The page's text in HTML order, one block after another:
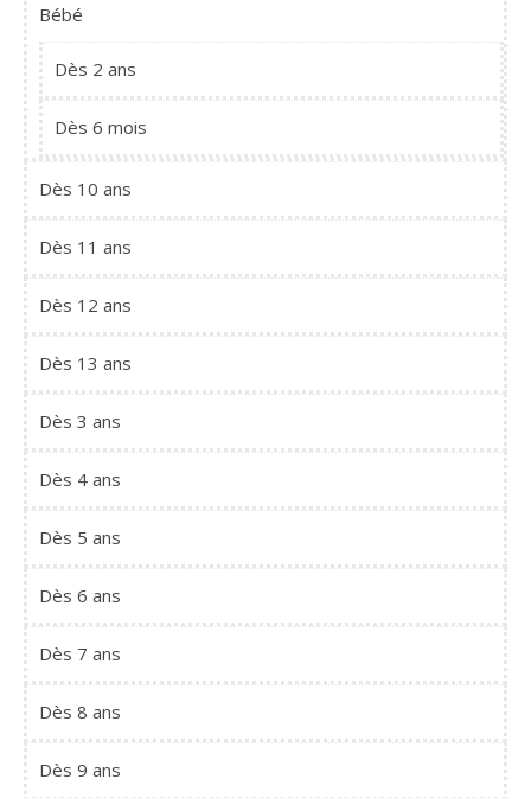
Bébé
Dès 2 ans
Dès 6 mois
Dès 10 ans
Dès 11 ans
Dès 12 ans
Dès 13 ans
Dès 3 ans
Dès 4 ans
Dès 5 ans
Dès 6 ans
Dès 7 ans
Dès 8 ans
Dès 9 ans